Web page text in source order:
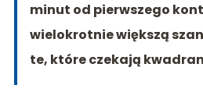
minut od pierwszego
wielokrotnie większą
te, które czekają